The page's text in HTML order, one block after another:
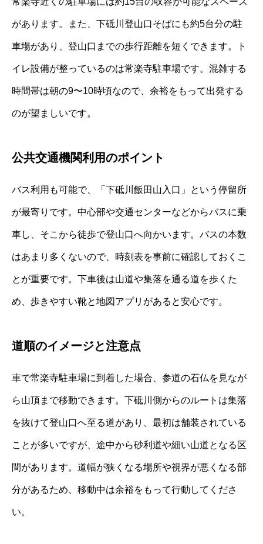
があります。また、下砥川登山口そばにも約5台分の駐
車場があり、登山口までの歩行距離を短くできます。ト
イレ設備が整っているのは常楽寺駐車場です。混雑する
時間帯は朝の9〜10時頃なので、余裕をもって出発する
のが望ましいです。
公共交通機関利用のポイント
バス利用も可能で、「下砥川飯田山入口」という停留所
が最寄りです。中心部や交通センターなどからバスに乗
車し、そこから徒歩で登山口へ向かいます。バスの本数
はあまり多くないので、時刻表を事前に確認しておくこ
とが重要です。下車後は山道や集落を通る道を歩くた
め、歩きやすい靴と地図アプリがあると安心です。
道順のイメージと注意点
車で常楽寺駐車場に到着した場合、参道の石仏を見なが
ら山頂まで移動できます。下砥川側からのルートは集落
を抜けて登山口へ至る道があり、最初は舗装されている
ことが多いですが、途中から砂利道や細い山道となる区
間があります。道幅が狭くなる場所や視界が悪くなる部
分があるため、移動中は余裕をもって行動してくださ
い。